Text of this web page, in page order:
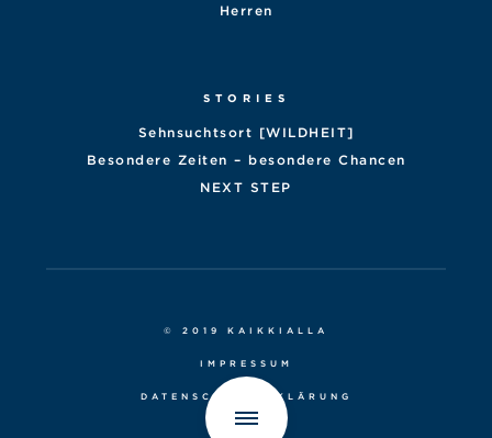
Herren
STORIES
Sehnsuchtsort [WILDHEIT]
Besondere Zeiten – besondere Chancen
NEXT STEP
© 2019 KAIKKIALLA
IMPRESSUM
DATENSCHUTZERKLÄRUNG